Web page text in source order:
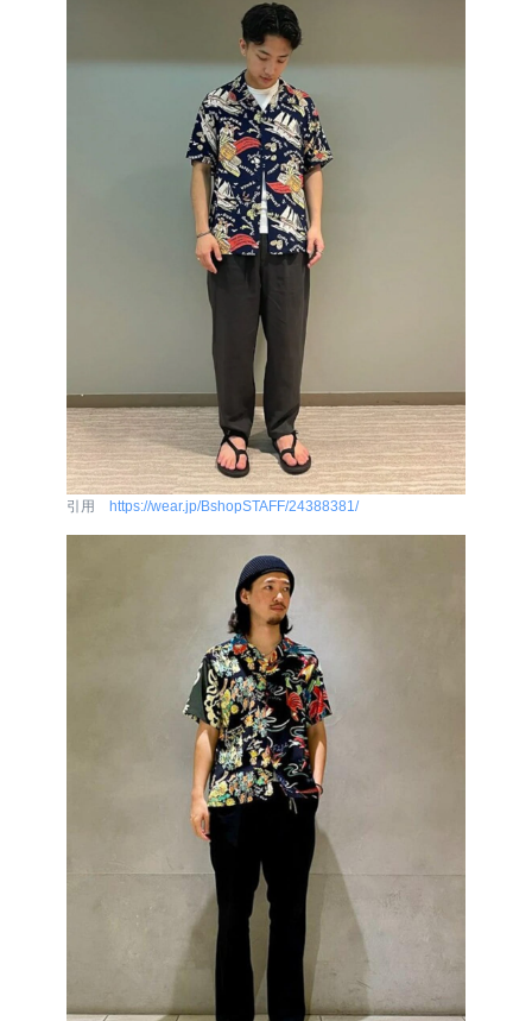
引用 https://wear.jp/BshopSTAFF/24388381/